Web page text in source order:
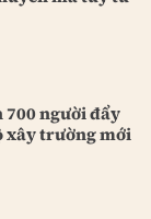
700 người đẩy
xây trường mới